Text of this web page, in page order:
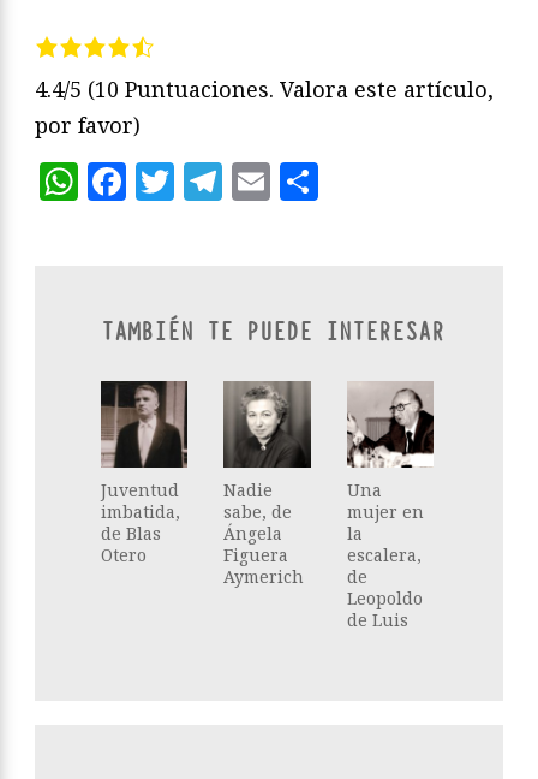
4.4/5 (10 Puntuaciones. Valora este artículo,
por favor)
WhatsApp
Facebook
Twitter
Telegram
Email
TAMBIÉN TE PUEDE INTERESAR
Juventud
imbatida,
de Blas
Otero
Nadie
sabe, de
Ángela
Figuera
Aymerich
Una
mujer en
la
escalera,
de
Leopoldo
de Luis